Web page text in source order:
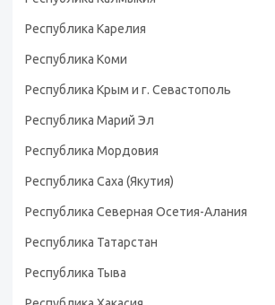
Республика Карелия
Республика Коми
Республика Крым и г. Севастополь
Республика Марий Эл
Республика Мордовия
Республика Саха (Якутия)
Республика Северная Осетия-Алания
Республика Татарстан
Республика Тыва